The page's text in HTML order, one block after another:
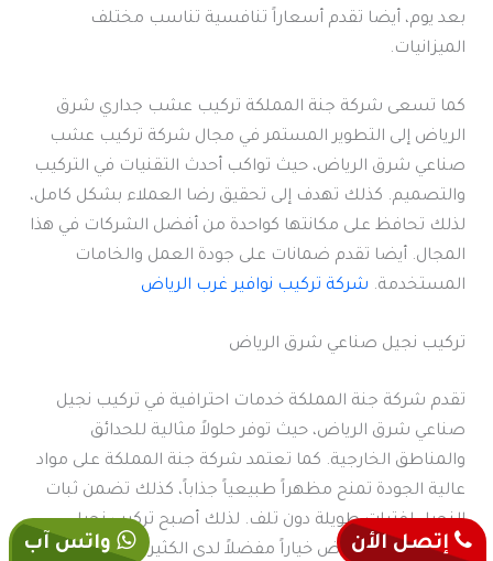
بعد يوم، أيضا تقدم أسعاراً تنافسية تناسب مختلف
الميزانيات.
كما تسعى شركة جنة المملكة تركيب عشب جداري شرق
الرياض إلى التطوير المستمر في مجال شركة تركيب عشب
صناعي شرق الرياض، حيث تواكب أحدث التقنيات في التركيب
والتصميم. كذلك تهدف إلى تحقيق رضا العملاء بشكل كامل،
لذلك تحافظ على مكانتها كواحدة من أفضل الشركات في هذا
المجال. أيضا تقدم ضمانات على جودة العمل والخامات
المستخدمة. شركة تركيب نوافير غرب الرياض
تركيب نجيل صناعي شرق الرياض
تقدم شركة جنة المملكة خدمات احترافية في تركيب نجيل
صناعي شرق الرياض، حيث توفر حلولاً مثالية للحدائق
والمناطق الخارجية. كما تعتمد شركة جنة المملكة على مواد
عالية الجودة تمنح مظهراً طبيعياً جذاباً، كذلك تضمن ثبات
النجيل لفترات طويلة دون تلف. لذلك أصبح تركيب نجيل
صناعي شرق الرياض خياراً مفضلاً لدى الكثير من العملاء،
إتصل الأن واتس آب